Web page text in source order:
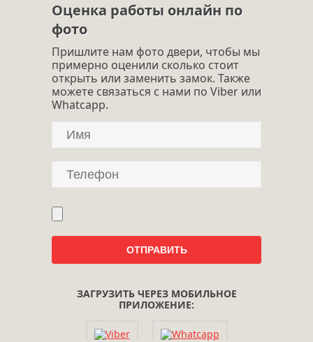
Оценка работы онлайн по
фото
Пришлите нам фото двери, чтобы мы
примерно оценили сколько стоит
открыть или заменить замок. Также
можете связаться с нами по Viber или
Whatcapp.
ЗАГРУЗИТЬ ЧЕРЕЗ МОБИЛЬНОЕ
ПРИЛОЖЕНИЕ: